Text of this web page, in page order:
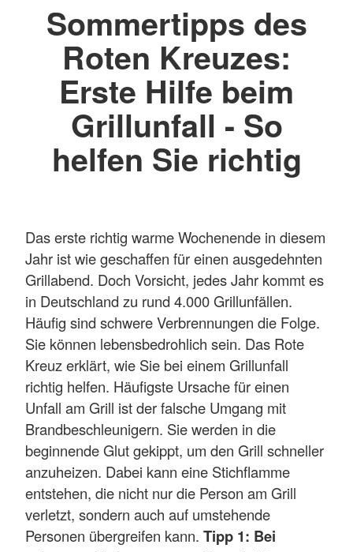
Sommertipps des
Roten Kreuzes:
Erste Hilfe beim
Grillunfall - So
helfen Sie richtig
Das erste richtig warme Wochenende in diesem
Jahr ist wie geschaffen für einen ausgedehnten
Grillabend. Doch Vorsicht, jedes Jahr kommt es
in Deutschland zu rund 4.000 Grillunfällen.
Häufig sind schwere Verbrennungen die Folge.
Sie können lebensbedrohlich sein. Das Rote
Kreuz erklärt, wie Sie bei einem Grillunfall
richtig helfen. Häufigste Ursache für einen
Unfall am Grill ist der falsche Umgang mit
Brandbeschleunigern. Sie werden in die
beginnende Glut gekippt, um den Grill schneller
anzuheizen. Dabei kann eine Stichflamme
entstehen, die nicht nur die Person am Grill
verletzt, sondern auch auf umstehende
Personen übergreifen kann. Tipp 1: Bei